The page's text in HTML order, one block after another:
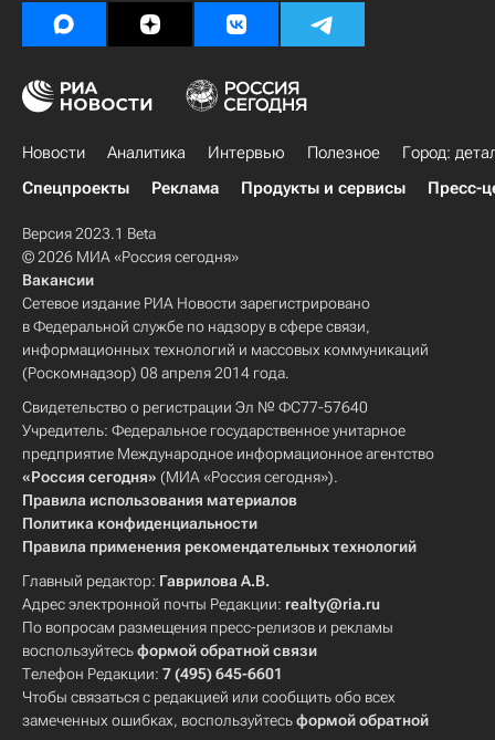
Новости Аналитика Интервью Полезное
Город:
Спецпроекты
Реклама Продукты и сервисы Пресс-
Версия 2023.1 Beta
© 2026 МИА «Россия сегодня»
Вакансии
Сетевое издание РИА Новости зарегистрировано
в Федеральной службе по надзору в сфере связи,
информационных технологий и массовых коммуникаций
(Роскомнадзор) 08 апреля 2014 года.
Свидетельство о регистрации Эл № ФС77-57640
Учредитель: Федеральное государственное унитарное
предприятие Международное информационное агентство
«Россия сегодня» (МИА «Россия сегодня»).
Правила использования материалов
Политика конфиденциальности
Правила применения рекомендательных технологий
Главный редактор: Гаврилова А.В.
Адрес электронной почты Редакции: realty@ria.ru
По вопросам размещения пресс-релизов и рекламы
воспользуйтесьформой обратной связи
Телефон Редакции: 7 (495) 645-6601
Чтобы связаться с редакцией или сообщить обо всех
замеченных ошибках, воспользуйтесьформой обратной